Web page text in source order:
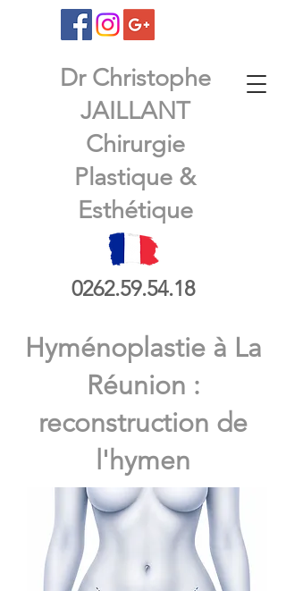
Dr Christophe
JAILLANT
Chirurgie
Plastique &
Esthétique
0262.59.54.18
​Hyménoplastie à La
Réunion :
reconstruction de
l'hymen